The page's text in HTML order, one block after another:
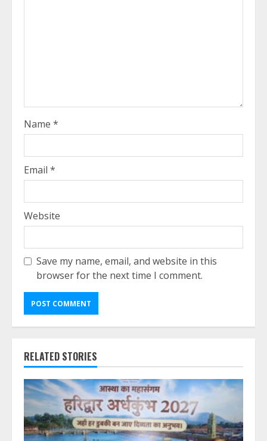
Name *
Email *
Website
Save my name, email, and website in this
browser for the next time I comment.
RELATED STORIES